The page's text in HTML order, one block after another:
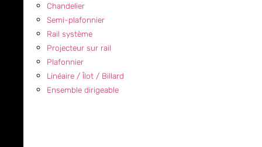
Chandelier
Semi-plafonnier
Rail système
Projecteur sur rail
Plafonnier
Linéaire / Îlot / Billard
Ensemble dirigeable